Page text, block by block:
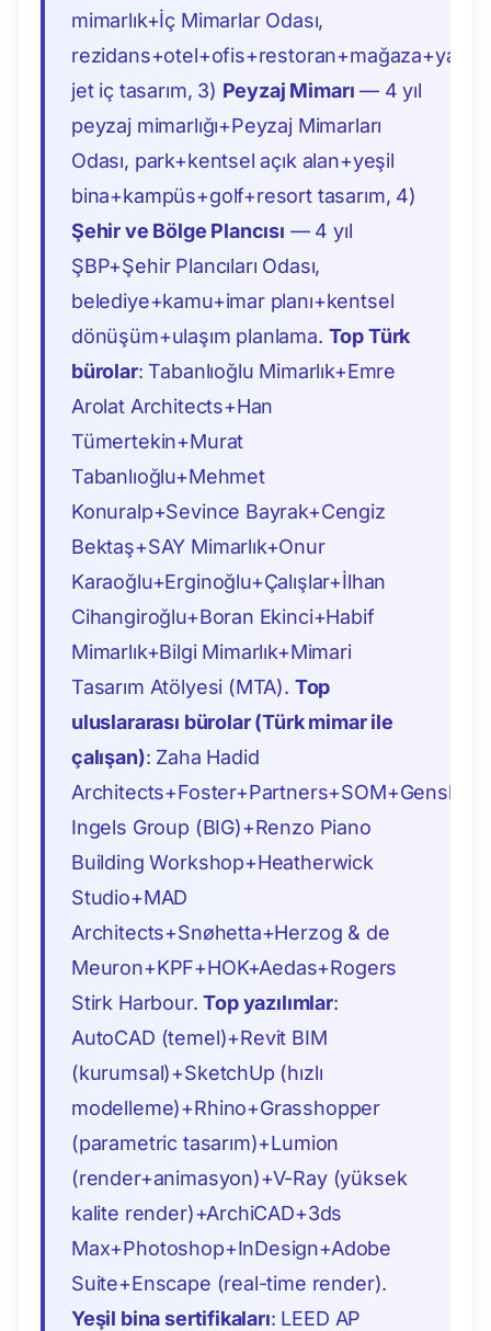
mimarlık+İç Mimarlar Odası,
jet iç tasarım, 3) Peyzaj Mimarı — 4 yıl
peyzaj mimarlığı+Peyzaj Mimarları
Odası, park+kentsel açık alan+yeşil
bina+kampüs+golf+resort tasarım, 4)
Şehir ve Bölge Plancısı — 4 yıl
ŞBP+Şehir Plancıları Odası,
belediye+kamu+imar planı+kentsel
dönüşüm+ulaşım planlama. Top Türk
bürolar: Tabanlıoğlu Mimarlık+Emre
Arolat Architects+Han
Tümertekin+Murat
Tabanlıoğlu+Mehmet
Konuralp+Sevince Bayrak+Cengiz
Bektaş+SAY Mimarlık+Onur
Karaoğlu+Erginoğlu+Çalışlar+İlhan
Cihangiroğlu+Boran Ekinci+Habif
Mimarlık+Bilgi Mimarlık+Mimari
Tasarım Atölyesi (MTA). Top
uluslararası bürolar (Türk mimar ile
çalışan): Zaha Hadid
Ingels Group (BIG)+Renzo Piano
Building Workshop+Heatherwick
Studio+MAD
Architects+Snøhetta+Herzog & de
Meuron+KPF+HOK+Aedas+Rogers
Stirk Harbour.Top yazılımlar:
AutoCAD (temel)+Revit BIM
(kurumsal)+SketchUp (hızlı
modelleme)+Rhino+Grasshopper
(parametric tasarım)+Lumion
(render+animasyon)+V-Ray (yüksek
kalite render)+ArchiCAD+3ds
Max+Photoshop+InDesign+Adobe
Suite+Enscape (real-time render).
Yeşil bina sertifikaları: LEED AP